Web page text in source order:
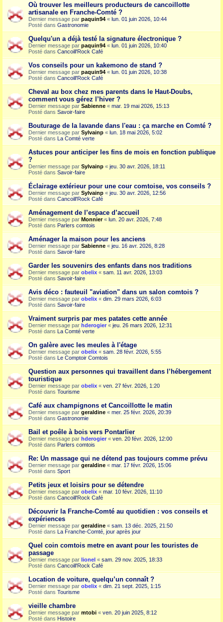
Où trouver les meilleurs producteurs de cancoillotte
artisanale en Franche-Comté ?
Dernier message par paquin94 « lun. 01 juin 2026, 10:44
Posté dans Gastronomie
Quelqu'un a déjà testé la signature électronique ?
Dernier message par paquin94 « lun. 01 juin 2026, 10:40
Posté dans Cancoill'Rock Café
Vos conseils pour un kakemono de stand ?
Dernier message par paquin94 « lun. 01 juin 2026, 10:38
Posté dans Cancoill'Rock Café
Cheval au box chez mes parents dans le Haut-Doubs,
comment vous gérez l’hiver ?
Dernier message par Sabienne « mar. 19 mai 2026, 15:13
Posté dans Savoir-faire
Bouturage de la lavande dans l'eau : ça marche en Comté ?
Dernier message par Sylvainp « lun. 18 mai 2026, 5:02
Posté dans La Comté verte
Astuces pour anticiper les fins de mois en fonction publique
?
Dernier message par Sylvainp « jeu. 30 avr. 2026, 18:11
Posté dans Savoir-faire
Éclairage extérieur pour une cour comtoise, vos conseils ?
Dernier message par Sylvainp « jeu. 30 avr. 2026, 12:56
Posté dans Cancoill'Rock Café
Aménagement de l’espace d’accueil
Dernier message par Monnier« lun. 20 avr. 2026, 7:48
Posté dans Parlers comtois
Aménager la maison pour les anciens
Dernier message par Sabienne « jeu. 16 avr. 2026, 8:28
Posté dans Savoir-faire
Garder les souvenirs des enfants dans nos traditions
Dernier message par obelix « sam. 11 avr. 2026, 13:03
Posté dans Savoir-faire
Avis déco : fauteuil "aviation" dans un salon comtois ?
Dernier message par obelix « dim. 29 mars 2026, 6:03
Posté dans Savoir-faire
Vraiment surpris par mes patates cette année
Dernier message par hderogier « jeu. 26 mars 2026, 12:31
Posté dans La Comté verte
On galère avec les meules à l'étage
Dernier message par obelix « sam. 28 févr. 2026, 5:55
Posté dans Le Comptoir Comtois
Question aux personnes qui travaillent dans l’hébergement
touristique
Dernier message par obelix « ven. 27 févr. 2026, 1:20
Posté dans Tourisme
Café aux champignons et Cancoillotte le matin
Dernier message par geraldine « mer. 25 févr. 2026, 20:39
Posté dans Gastronomie
Bail et poêle à bois vers Pontarlier
Dernier message par hderogier « ven. 20 févr. 2026, 12:00
Posté dans Parlers comtois
Re: Un massage qui ne détend pas toujours comme prévu
Dernier message par geraldine « mar. 17 févr. 2026, 15:06
Posté dans Sport
Petits jeux et loisirs pour se détendre
Dernier message par obelix « mar. 10 févr. 2026, 11:10
Posté dans Cancoill'Rock Café
Découvrir la Franche-Comté au quotidien : vos conseils et
expériences
Dernier message par geraldine « sam. 13 déc. 2025, 21:50
Posté dans La Franche-Comté, jour après jour
Quel coin comtois metre en avant pour les touristes de
passage
Dernier message par lionel « sam. 29 nov. 2025, 18:33
Posté dans Cancoill'Rock Café
Location de voiture, quelqu’un connaît ?
Dernier message par obelix « dim. 21 sept. 2025, 1:15
Posté dans Tourisme
vieille chambre
Dernier message par mtobi « ven. 20 juin 2025, 8:12
Posté dans Histoire